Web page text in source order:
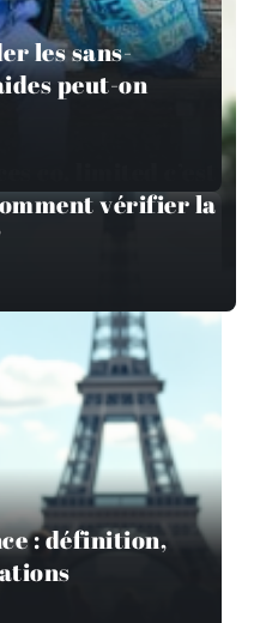
co. limited c’est
vérifier la
les sans-
peut-on
: définition,